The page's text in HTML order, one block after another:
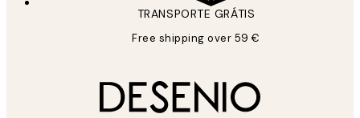
TRANSPORTE GRÁTIS
Free shipping over 59 €